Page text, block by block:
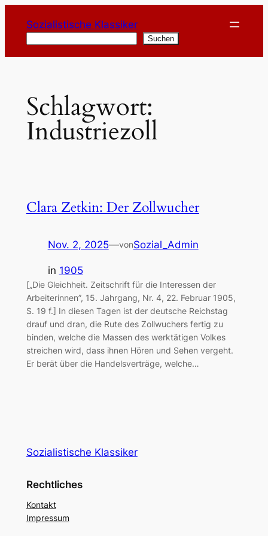
Inhalt
springen
Sozialistische Klassiker
Suchen
Schlagwort:
Industriezoll
Clara Zetkin: Der Zollwucher
Nov. 2, 2025—vonSozial_Admin
in 1905
[„Die Gleichheit. Zeitschrift für die Interessen der
Arbeiterinnen”, 15. Jahrgang, Nr. 4, 22. Februar 1905,
S. 19 f.] In diesen Tagen ist der deutsche Reichstag
drauf und dran, die Rute des Zollwuchers fertig zu
binden, welche die Massen des werktätigen Volkes
streichen wird, dass ihnen Hören und Sehen vergeht.
Er berät über die Handelsverträge, welche…
Sozialistische Klassiker
Rechtliches
Kontakt
Impressum